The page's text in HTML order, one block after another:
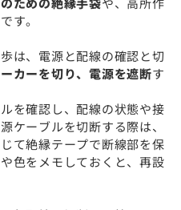
す。
は、電源と配線の確認と切
カーを切り、電源を遮断す
を確認し、配線の状態や接
ケーブルを切断する際は、
て絶縁テープで断線部を保
色をメモしておくと、再設